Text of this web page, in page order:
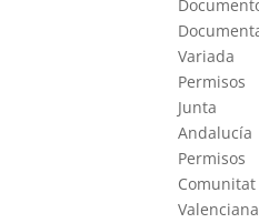
Variada
Permisos
Junta
Andalucía
Permisos
Comunitat
Valenciana